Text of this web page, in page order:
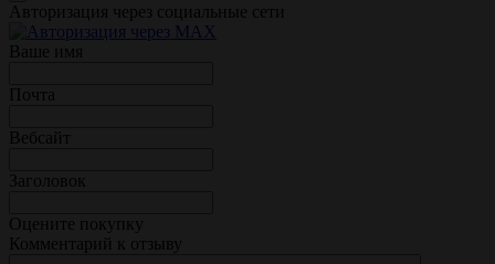
Авторизация через социальные сети
Ваше имя
Почта
Вебсайт
Заголовок
Оцените покупку
Комментарий к отзыву